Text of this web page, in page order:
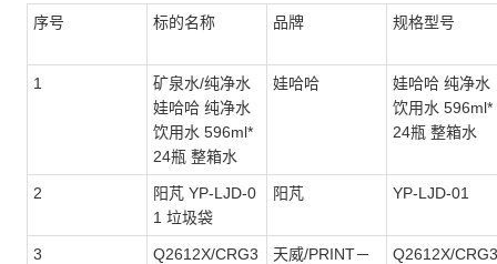
序号 标的名称 品牌 规格型号
1
矿泉水/纯净水
娃哈哈 纯净水
饮用水 596ml*
24瓶 整箱水
娃哈哈
娃哈哈 纯净水
饮用水 596ml*
24瓶 整箱水
2
阳芃 YP-LJD-0
1 垃圾袋
阳芃 YP-LJD-01
3
Q2612X/CRG3
天威/PRINT－
Q2612X/CRG3